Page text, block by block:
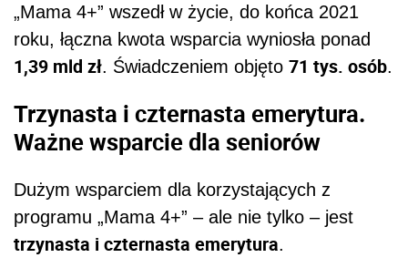
„Mama 4+” wszedł w życie, do końca 2021
roku, łączna kwota wsparcia wyniosła ponad
1,39 mld zł. Świadczeniem objęto 71 tys. osób.
Trzynasta i czternasta emerytura.
Ważne wsparcie dla seniorów
Dużym wsparciem dla korzystających z
programu „Mama 4+” – ale nie tylko – jest
trzynasta i czternasta emerytura.